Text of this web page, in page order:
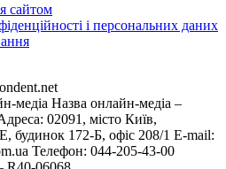
сайтом
і персональних даних
медіа Назва онлайн-медіа –
02091, місто Київ,
172-Б, офіс 208/1 E-mail:
Телефон: 044-205-43-00